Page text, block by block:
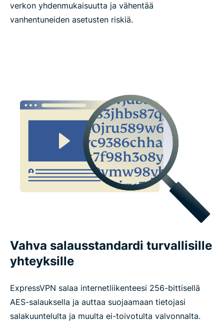
ExpressVPN:n ominaisuudet vs. ilmaisten VPN-
palvelujen ominaisuudet
Mitä ihmiset sanovat ExpressVPN:stä
Usein kysyttyä VPN-ominaisuuksista
verkon yhdenmukaisuutta ja vähentää
vanhentuneiden asetusten riskiä.
Vahva salausstandardi turvallisille
yhteyksille
ExpressVPN salaa internetliikenteesi 256-bittisellä
AES-salauksella ja auttaa suojaamaan tietojasi
salakuuntelulta ja muulta ei-toivotulta valvonnalta.